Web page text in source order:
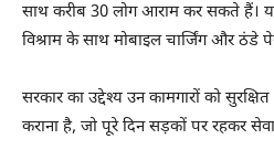
साथ करीब 30 लोग आराम कर सकते हैं।
विश्राम के साथ मोबाइल चार्जिंग और ठंडे
सरकार का उद्देश्य उन कामगारों को
कराना है, जो पूरे दिन सड़कों पर रहकर